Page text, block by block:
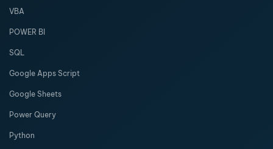
VBA
POWER BI
SQL
Google Apps Script
Google Sheets
Power Query
Python